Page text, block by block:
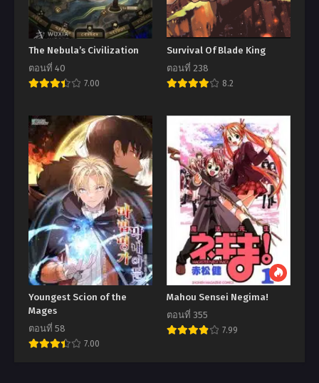
The Nebula’s Civilization
ตอนที่ 40
7.00
Survival Of Blade King
ตอนที่ 238
8.2
Youngest Scion of the
Mages
ตอนที่ 58
7.00
Mahou Sensei Negima!
ตอนที่ 355
7.99